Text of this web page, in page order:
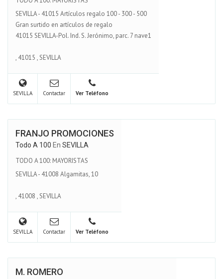
SEVILLA - 41015 Artículos regalo 100 - 300 - 500
Gran surtido en artículos de regalo
41015 SEVILLA-Pol. Ind. S. Jerónimo, parc. 7 nave1
, 41015 ,SEVILLA
SEVILLA Contactar Ver Teléfono
FRANJO PROMOCIONES
Todo A 100 En SEVILLA
TODO A 100: MAYORISTAS
SEVILLA - 41008 Algamitas, 10
, 41008 ,SEVILLA
SEVILLA Contactar Ver Teléfono
M. ROMERO